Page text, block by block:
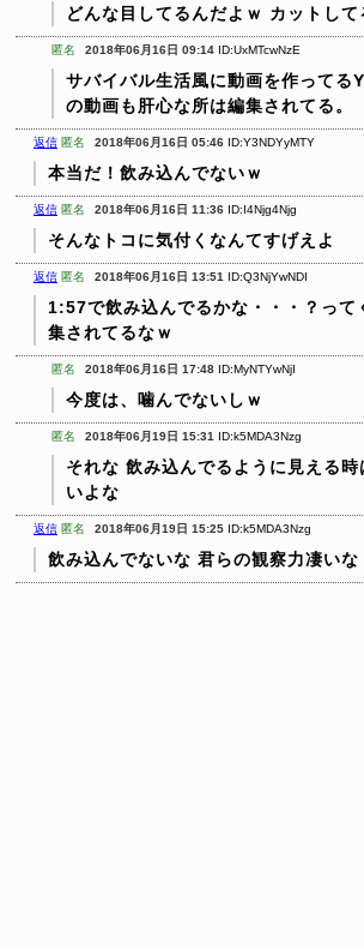
どんな目してるんだよｗ カットして
匿名 2018年06月16日 09:14 ID:UxMTcwNzE
サバイバル生活風に動画を作って
の動画も肝心な所は編集されてる。
返信 匿名 2018年06月16日 05:46 ID:Y3NDYyMTY
本当だ！飲み込んでないｗ
返信 匿名 2018年06月16日 11:36 ID:I4Njg4Njg
そんなトコに気付くなんてすげえよ
返信 匿名 2018年06月16日 13:51 ID:Q3NjYwNDI
1:57で飲み込んでるかな・・・？って
集されてるなｗ
匿名 2018年06月16日 17:48 ID:MyNTYwNjI
今度は、噛んでないしｗ
匿名 2018年06月19日 15:31 ID:k5MDA3Nzg
それな 飲み込んでるように見える時
いよな
返信 匿名 2018年06月19日 15:25 ID:k5MDA3Nzg
飲み込んでないな 君らの観察力凄いな